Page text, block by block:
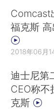
Comcast
福克斯
2018年06月
迪士尼第
CEO称
克斯